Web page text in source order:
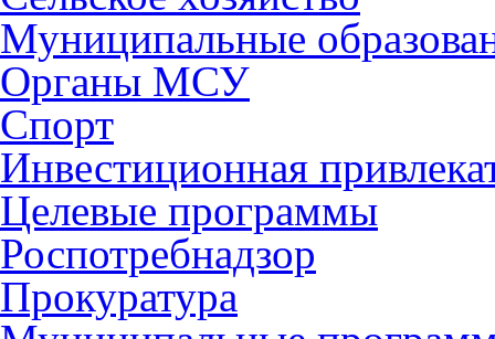
Муниципальные
Органы МСУ
Спорт
Инвестиционная
Целевые программы
Роспотребнадзор
Прокуратура